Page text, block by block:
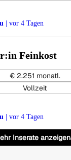
| vor 4 Tagen
Feinkost
€ 2.251 monatl.
Vollzeit
| vor 4 Tagen
Inserate anzeigen